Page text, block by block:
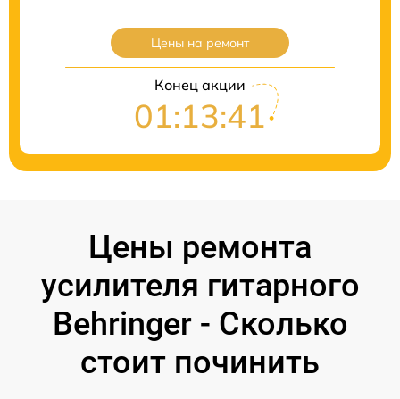
Цены на ремонт
Конец акции
01:13:40
Цены ремонта
усилителя гитарного
Behringer - Сколько
стоит починить